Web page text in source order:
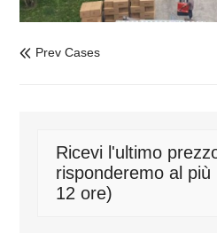
 Prev Cases
Ricevi l'ultimo
risponderemo al
12 ore)